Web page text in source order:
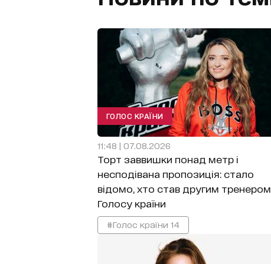
ГОЛОС КРАЇНИ
11:48 | 07.08.2026
Торт заввишки понад метр і
несподівана пропозиція: стало
відомо, хто став другим тренером
Голосу країни
#Голос країни 14